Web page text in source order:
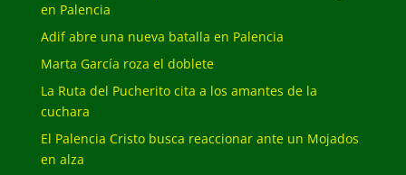
en Palencia
Adif abre una nueva batalla en Palencia
Marta García roza el doblete
La Ruta del Pucherito cita a los amantes de la
cuchara
El Palencia Cristo busca reaccionar ante un Mojados
en alza